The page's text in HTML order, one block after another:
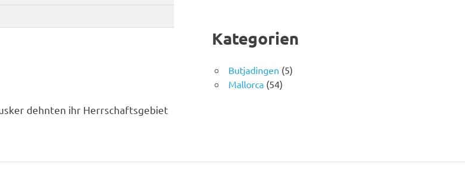
dehnten ihr Herrschaftsgebiet
Kategorien
Butjadingen (5)
Mallorca (54)